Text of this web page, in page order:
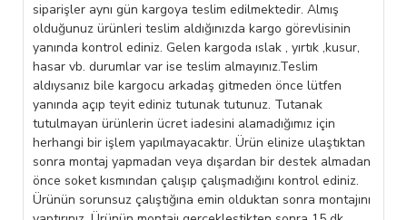
siparişler aynı gün kargoya teslim edilmektedir. Almış
olduğunuz ürünleri teslim aldığınızda kargo görevlisinin
yanında kontrol ediniz. Gelen kargoda ıslak , yırtık ,kusur,
hasar vb. durumlar var ise teslim almayınız.Teslim
aldıysanız bile kargocu arkadaş gitmeden önce lütfen
yanında açıp teyit ediniz tutunak tutunuz. Tutanak
tutulmayan ürünlerin ücret iadesini alamadığımız için
herhangi bir işlem yapılmayacaktır. Ürün elinize ulaştıktan
sonra montaj yapmadan veya dışardan bir destek almadan
önce soket kısmından çalışıp çalışmadığını kontrol ediniz.
Ürünün sorunsuz çalıştığına emin olduktan sonra montajını